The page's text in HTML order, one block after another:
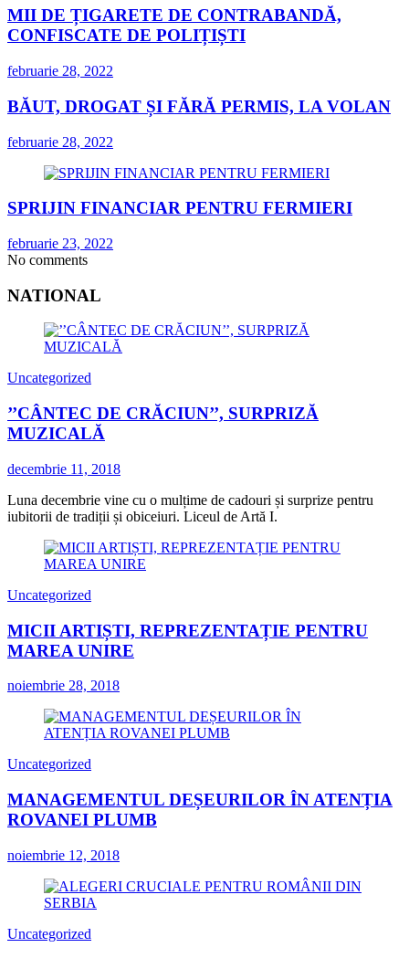
MII DE ȚIGARETE DE CONTRABANDĂ,
CONFISCATE DE POLIȚIȘTI
februarie 28, 2022
BĂUT, DROGAT ȘI FĂRĂ PERMIS, LA VOLAN
februarie 28, 2022
SPRIJIN FINANCIAR PENTRU FERMIERI
februarie 23, 2022
No comments
NATIONAL
Uncategorized
’’CÂNTEC DE CRĂCIUN’’, SURPRIZĂ
MUZICALĂ
decembrie 11, 2018
Luna decembrie vine cu o mulțime de cadouri și surprize pentru
iubitorii de tradiții și obiceiuri. Liceul de Artă I.
Uncategorized
MICII ARTIȘTI, REPREZENTAȚIE PENTRU
MAREA UNIRE
noiembrie 28, 2018
Uncategorized
MANAGEMENTUL DEȘEURILOR ÎN ATENȚIA
ROVANEI PLUMB
noiembrie 12, 2018
Uncategorized